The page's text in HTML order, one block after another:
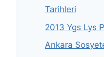
Tarihleri
2013 Ygs Lys
Ankara